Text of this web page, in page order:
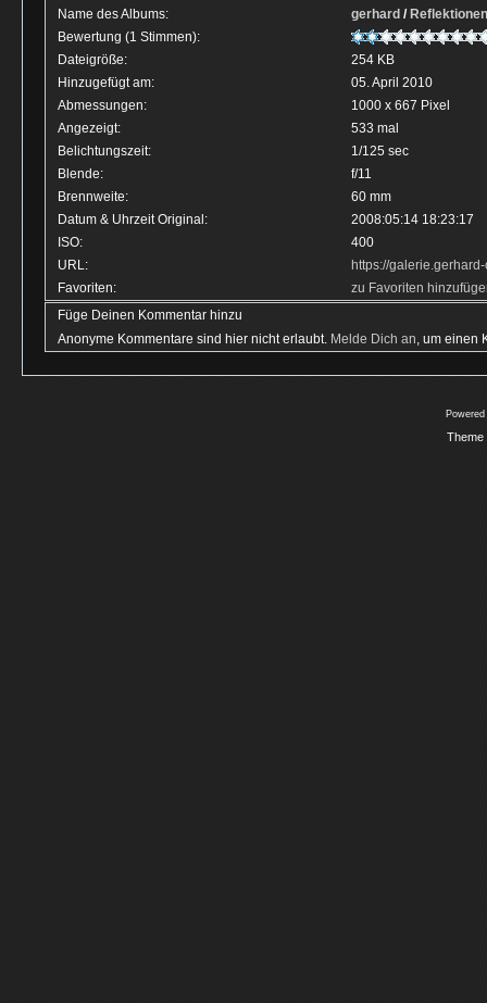
Name des Albums:
gerhard / Reflektionen
Bewertung (1 Stimmen):
Dateigröße:
254 KB
Hinzugefügt am:
05. April 2010
Abmessungen:
1000 x 667 Pixel
Angezeigt:
533 mal
Belichtungszeit:
1/125 sec
Blende:
f/11
Brennweite:
60 mm
Datum & Uhrzeit Original:
2008:05:14 18:23:17
ISO:
400
URL:
https://
Favoriten:
zu Favoriten
Füge Deinen Kommentar hinzu
Anonyme Kommentare sind hier nicht erlaubt. Melde Dich an, um einen
Theme